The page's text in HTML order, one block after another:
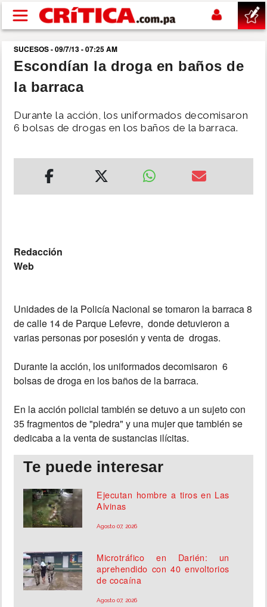
Pasar al contenido principal
buscar
SUCESOS
NACIONAL
MUNDO
MULTIMEDIA
SUCESOS - 09/7/13 - 07:25 AM
Escondían la droga en baños de
la barraca
Durante la acción, los uniformados decomisaron
6 bolsas de drogas en los baños de la barraca.
Redacción
Web
Unidades de la Policía Nacional se tomaron la barraca 8
de calle 14 de Parque Lefevre, donde detuvieron a
varias personas por posesión y venta de drogas.
Durante la acción, los uniformados decomisaron 6
bolsas de droga en los baños de la barraca.
En la acción policial también se detuvo a un sujeto con
35 fragmentos de "piedra" y una mujer que también se
dedicaba a la venta de sustancias ilícitas.
Te puede interesar
Ejecutan hombre a tiros en Las
Alvinas
Agosto 07, 2026
Microtráfico en Darién: un
aprehendido con 40 envoltorios
de cocaína
Agosto 07, 2026